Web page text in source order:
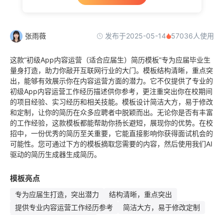
张雨薇 发布于2025-05-14 57036人使用
这款“初级App内容运营（适合应届生）简历模板”专为应届毕业生
量身打造，助力你敲开互联网行业的大门。模板结构清晰，重点突
出，能够有效展示你在内容运营方面的潜力。它不仅提供了专业的
初级App内容运营工作经历描述供你参考，更注重突出你在校期间
的项目经验、实习经历和相关技能。模板设计简洁大方，易于修改
和定制，让你的简历在众多应聘者中脱颖而出。无论你是否有丰富
的工作经验，这款模板都能帮助你扬长避短，展现你的优势。在校
招中，一份优秀的简历至关重要，它能直接影响你获得面试机会的
可能性。您可通过下方的模板摘取您需要的内容，然后使用我们AI
驱动的简历生成器生成简历。
模板亮点
专为应届生打造，突出潜力
结构清晰，重点突出
提供专业内容运营工作经历参考
简洁大方，易于修改定制